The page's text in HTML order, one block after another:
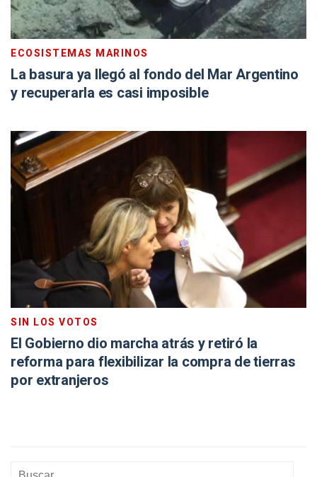
ECOSISTEMAS MARINOS
La basura ya llegó al fondo del Mar Argentino
y recuperarla es casi imposible
SIN LOS VOTOS
El Gobierno dio marcha atrás y retiró la
reforma para flexibilizar la compra de tierras
por extranjeros